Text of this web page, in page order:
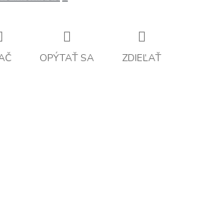
OPÝTAŤ SA ZDIEĽAŤ